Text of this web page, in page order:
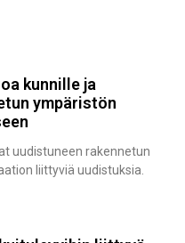
kunnille ja
ympäristön
uudistuneen rakennetun
liittyviä uudistuksia.